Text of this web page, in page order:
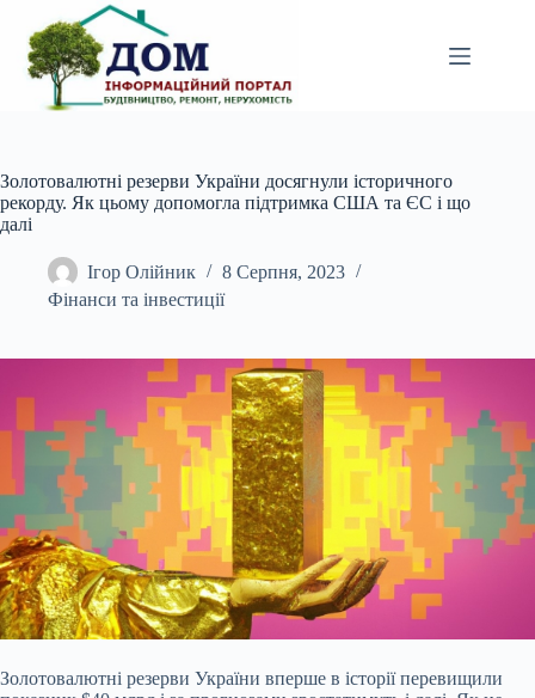
вмісту
Золотовалютні резерви України досягнули історичного
рекорду. Як цьому допомогла підтримка США та ЄС і що
далі
Ігор Олійник
8 Серпня, 2023
Фінанси та інвестиції
Золотовалютні резерви України вперше в історії перевищили